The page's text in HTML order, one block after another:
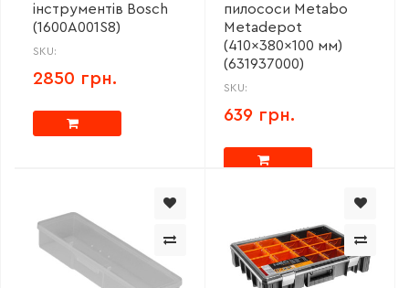
інструментів Bosch
(1600A001S8)
SKU:
2850 грн.
пилососи Metabo
Metadepot
(410x380x100 мм)
(631937000)
SKU:
639 грн.